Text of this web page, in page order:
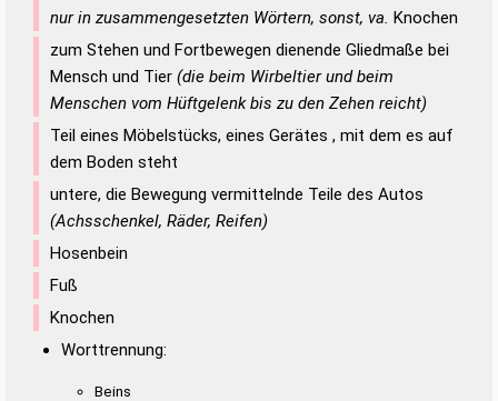
nur in zusammengesetzten Wörtern, sonst, va. Knochen
zum Stehen und Fortbewegen dienende Gliedmaße bei
Mensch und Tier (die beim Wirbeltier und beim
Menschen vom Hüftgelenk bis zu den Zehen reicht)
Teil eines Möbelstücks, eines Gerätes , mit dem es auf
dem Boden steht
untere, die Bewegung vermittelnde Teile des Autos
(Achsschenkel, Räder, Reifen)
Hosenbein
Fuß
Knochen
Worttrennung:
Beins